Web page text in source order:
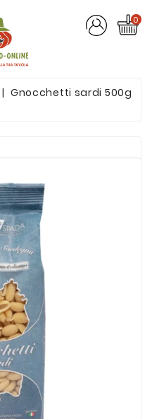
0
Gnocchetti sardi 500g